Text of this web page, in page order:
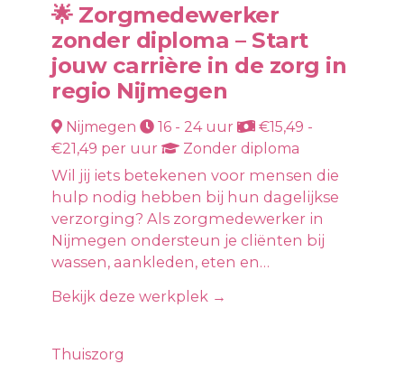
🌟 Zorgmedewerker
zonder diploma – Start
jouw carrière in de zorg in
regio Nijmegen
Nijmegen 16 - 24 uur
€15,49 -
€21,49 per uur
Zonder diploma
Wil jij iets betekenen voor mensen die
hulp nodig hebben bij hun dagelijkse
verzorging? Als zorgmedewerker in
Nijmegen ondersteun je cliënten bij
wassen, aankleden, eten en…
Bekijk deze werkplek →
Thuiszorg